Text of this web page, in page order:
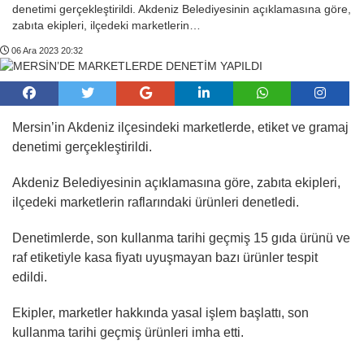
denetimi gerçekleştirildi. Akdeniz Belediyesinin açıklamasına göre,
zabıta ekipleri, ilçedeki marketlerin…
06 Ara 2023 20:32
Mersin’in Akdeniz ilçesindeki marketlerde, etiket ve gramaj
denetimi gerçekleştirildi.
Akdeniz Belediyesinin açıklamasına göre, zabıta ekipleri,
ilçedeki marketlerin raflarındaki ürünleri denetledi.
Denetimlerde, son kullanma tarihi geçmiş 15 gıda ürünü ve
raf etiketiyle kasa fiyatı uyuşmayan bazı ürünler tespit
edildi.
Ekipler, marketler hakkında yasal işlem başlattı, son
kullanma tarihi geçmiş ürünleri imha etti.